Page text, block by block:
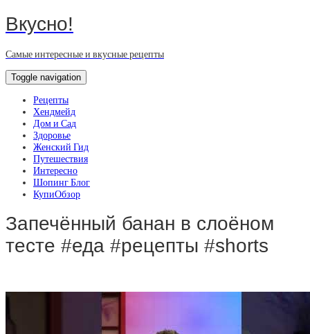
Вкусно!
Самые интересные и вкусные рецепты
Toggle navigation
Рецепты
Хендмейд
Дом и Сад
Здоровье
Женский Гид
Путешествия
Интересно
Шопинг Блог
КупиОбзор
Запечённый банан в слоёном
тесте #еда #рецепты #shorts